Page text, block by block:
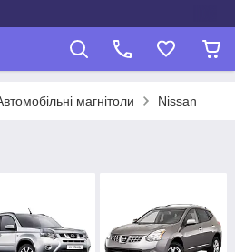
магнітоли Nissan